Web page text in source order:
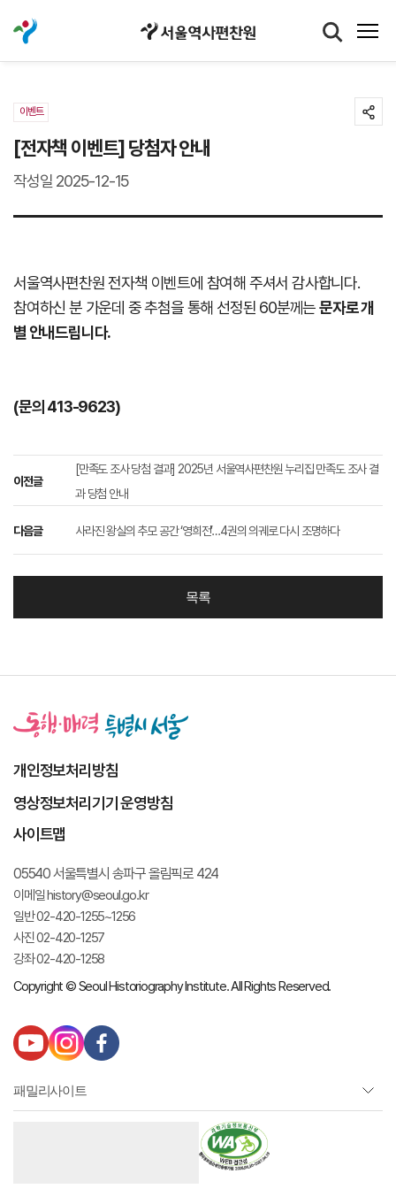
이벤트
[전자책 이벤트] 당첨자 안내
작성일 2025-12-15
서울역사편찬원 전자책 이벤트에 참여해 주셔서 감사합니다.
참여하신 분 가운데 중 추첨을 통해 선정된 60분께는문자로 개
별 안내드립니다.
(문의 413-9623)
이전글
[만족도 조사 당첨 결과] 2025년 서울역사편찬원 누리집 만족도 조사 결
과 당첨 안내
다음글 사라진 왕실의 추모 공간 ‘영희전’…4권의 의궤로 다시 조명하다
목록
개인정보처리방침
영상정보처리기기 운영방침
사이트맵
05540 서울특별시 송파구 올림픽로 424
이메일 history@seoul.go.kr
일반 02-420-1255~1256
사진 02-420-1257
강좌 02-420-1258
Copyright © Seoul Historiography Institute. All Rights Reserved.
유
튜
인
스
그
페
이
북
패밀리사이트